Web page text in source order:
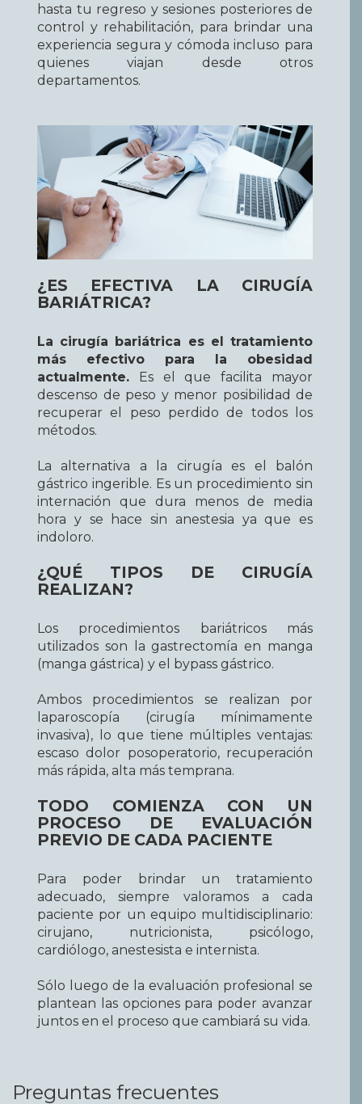
hasta tu regreso y sesiones posteriores de
control y rehabilitación, para brindar una
experiencia segura y cómoda incluso para
quienes viajan desde otros
departamentos.
¿ES EFECTIVA LA CIRUGÍA
BARIÁTRICA?
La cirugía bariátrica es el tratamiento
más efectivo para la obesidad
actualmente. Es el que facilita mayor
descenso de peso y menor posibilidad de
recuperar el peso perdido de todos los
métodos.
La alternativa a la cirugía es el balón
gástrico ingerible. Es un procedimiento sin
internación que dura menos de media
hora y se hace sin anestesia ya que es
indoloro.
¿QUÉ TIPOS DE CIRUGÍA
REALIZAN?
Los procedimientos bariátricos más
utilizados son la gastrectomía en manga
(manga gástrica) y el bypass gástrico.
Ambos procedimientos se realizan por
laparoscopía (cirugía mínimamente
invasiva), lo que tiene múltiples ventajas:
escaso dolor posoperatorio, recuperación
más rápida, alta más temprana.
TODO COMIENZA CON UN
PROCESO DE EVALUACIÓN
PREVIO DE CADA PACIENTE
Para poder brindar un tratamiento
adecuado, siempre valoramos a cada
paciente por un equipo multidisciplinario:
cirujano, nutricionista, psicólogo,
cardiólogo, anestesista e internista.
Sólo luego de la evaluación profesional se
plantean las opciones para poder avanzar
juntos en el proceso que cambiará su vida.
Preguntas frecuentes